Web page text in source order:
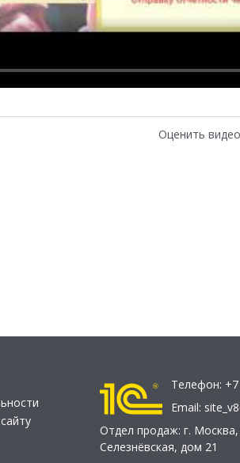
Оценить
Телефон:
Email:
Отдел продаж: г. Москва,
Селезнёвская, дом 21